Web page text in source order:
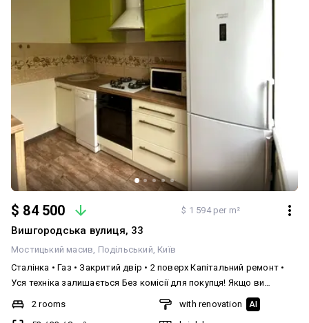
$ 84 500 $ 1 594 per m²
Вишгородська вулиця, 33
Мостицький масив Подільський Київ
Сталінка • Газ • Закритий двір • 2 поверх Капітальний ремонт •
Уся техніка залишається Без комісії для покупця! Якщо ви
шукали квартиру не в типовій панельці, а в будинку з характером
і якістю — зверніть увагу на цю пропозицію. Продається 2-
2 rooms
with renovation AI